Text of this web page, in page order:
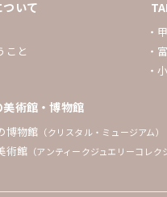
いて
こと
術館・博物館
博物館 （クリスタル・ミュージアム）
術館 （アンティークジュエリーコレク